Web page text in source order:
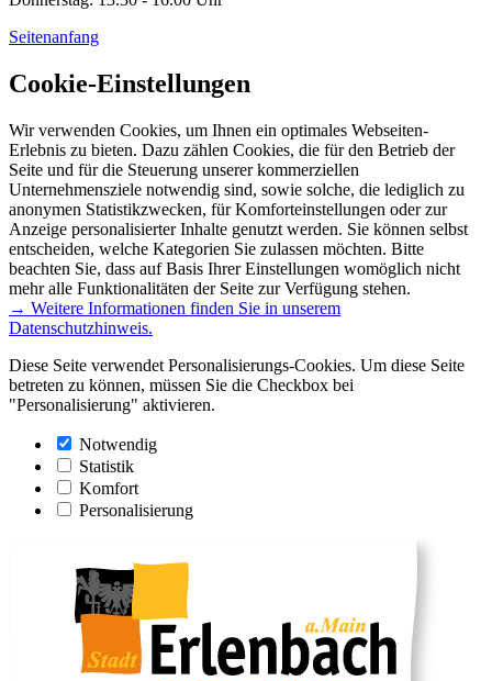
Seitenanfang
Cookie-Einstellungen
Wir verwenden Cookies, um Ihnen ein optimales Webseiten-
Erlebnis zu bieten. Dazu zählen Cookies, die für den Betrieb der
Seite und für die Steuerung unserer kommerziellen
Unternehmensziele notwendig sind, sowie solche, die lediglich zu
anonymen Statistikzwecken, für Komforteinstellungen oder zur
Anzeige personalisierter Inhalte genutzt werden. Sie können selbst
entscheiden, welche Kategorien Sie zulassen möchten. Bitte
beachten Sie, dass auf Basis Ihrer Einstellungen womöglich nicht
mehr alle Funktionalitäten der Seite zur Verfügung stehen.
→ Weitere Informationen finden Sie in unserem
Datenschutzhinweis.
Diese Seite verwendet Personalisierungs-Cookies. Um diese Seite
betreten zu können, müssen Sie die Checkbox bei
"Personalisierung" aktivieren.
Notwendig
Statistik
Komfort
Personalisierung